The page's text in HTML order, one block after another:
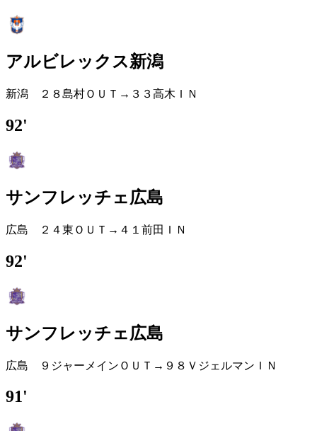
アルビレックス新潟
新潟 ２８島村ＯＵＴ→３３高木ＩＮ
92'
サンフレッチェ広島
広島 ２４東ＯＵＴ→４１前田ＩＮ
92'
サンフレッチェ広島
広島 ９ジャーメインＯＵＴ→９８ＶジェルマンＩＮ
91'